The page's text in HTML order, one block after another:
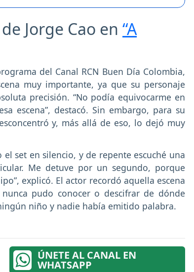
Jorge Cao en “A
del Canal RCN Buen Día Colombia,
muy importante, ya que su personaje
precisión. “No podía equivocarme en
escena”, destacó. Sin embargo, para su
y, más allá de eso, lo dejó muy
set en silencio, y de repente escuché una
Me detuve por un segundo, porque
explicó. El actor recordó aquella escena
pudo conocer o descifrar de dónde
niño y nadie había emitido palabra.
ÚNETE AL CANAL EN
WHATSAPP